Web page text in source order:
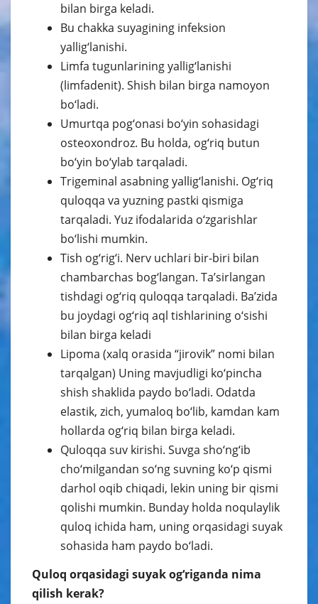
bilan birga keladi.
Bu chakka suyagining infeksion
yallig‘lanishi.
Limfa tugunlarining yallig‘lanishi
(limfadenit). Shish bilan birga namoyon
bo‘ladi.
Umurtqa pog‘onasi bo‘yin sohasidagi
osteoxondroz. Bu holda, og‘riq butun
bo‘yin bo‘ylab tarqaladi.
Trigeminal asabning yallig‘lanishi. Og‘riq
quloqqa va yuzning pastki qismiga
tarqaladi. Yuz ifodalarida o‘zgarishlar
bo‘lishi mumkin.
Tish og‘rig‘i. Nerv uchlari bir-biri bilan
chambarchas bog‘langan. Ta’sirlangan
tishdagi og‘riq quloqqa tarqaladi. Ba’zida
bu joydagi og‘riq aql tishlarining o‘sishi
bilan birga keladi
Lipoma (xalq orasida “jirovik” nomi bilan
tarqalgan) Uning mavjudligi ko‘pincha
shish shaklida paydo bo‘ladi. Odatda
elastik, zich, yumaloq bo‘lib, kamdan kam
hollarda og‘riq bilan birga keladi.
Quloqqa suv kirishi. Suvga sho‘ng‘ib
cho‘milgandan so‘ng suvning ko‘p qismi
darhol oqib chiqadi, lekin uning bir qismi
qolishi mumkin. Bunday holda noqulaylik
quloq ichida ham, uning orqasidagi suyak
sohasida ham paydo bo‘ladi.
Quloq orqasidagi suyak og‘riganda nima
qilish kerak?